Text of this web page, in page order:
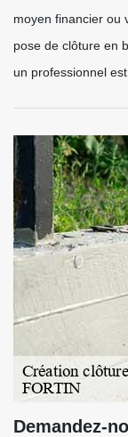
moyen financier ou
pose de clôture en
un professionnel est
Demandez-